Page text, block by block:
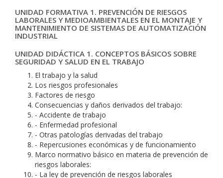
UNIDAD FORMATIVA 1. PREVENCIÓN DE RIESGOS
LABORALES Y MEDIOAMBIENTALES EN EL MONTAJE Y
MANTENIMIENTO DE SISTEMAS DE AUTOMATIZACIÓN
INDUSTRIAL
UNIDAD DIDÁCTICA 1. CONCEPTOS BÁSICOS SOBRE
SEGURIDAD Y SALUD EN EL TRABAJO
El trabajo y la salud
Los riesgos profesionales
Factores de riesgo
Consecuencias y daños derivados del trabajo:
- Accidente de trabajo
- Enfermedad profesional
- Otras patologías derivadas del trabajo
- Repercusiones económicas y de funcionamiento
Marco normativo básico en materia de prevención de
riesgos laborales:
- La ley de prevención de riesgos laborales